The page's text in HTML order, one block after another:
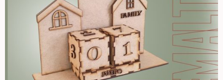
Stencil
Apliques de Resina
Papéis – Scrapbook – Botons